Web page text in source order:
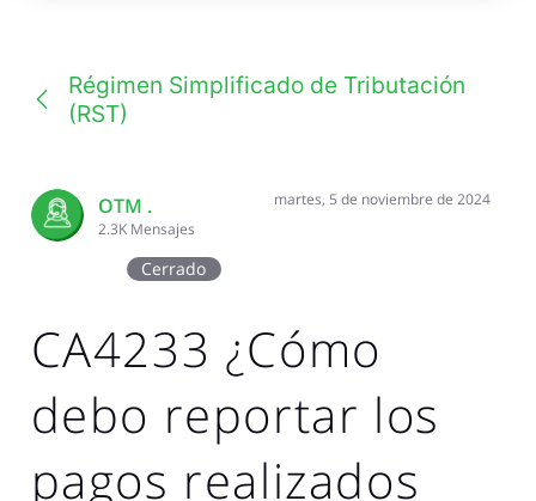
Régimen Simplificado de Tributación
(RST)
OTM .
2.3K Mensajes
martes, 5 de noviembre de 2024
Cerrado
CA4233 ¿Cómo
debo reportar los
pagos realizados